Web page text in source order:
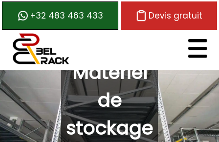
+32 483 463 433 Devis gratuit
Logo de BelrackMatériel
de
stockage